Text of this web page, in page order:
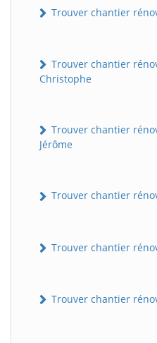
Trouver chantier
Trouver chantier
Christophe
Trouver chantier
Jérôme
Trouver chantier
Trouver chantier
Trouver chantier